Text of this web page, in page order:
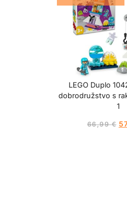
LEGO Duplo
dobrodružstvo s
1
66,99€